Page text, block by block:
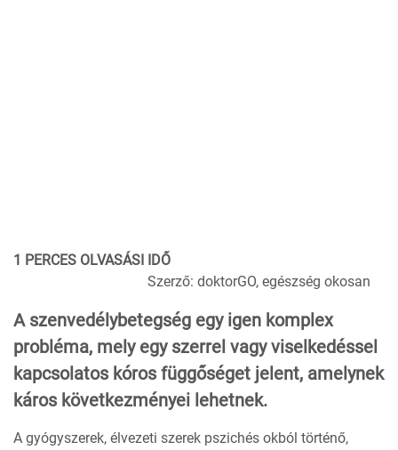
1 PERCES OLVASÁSI IDŐ
Szerző: doktorGO, egészség okosan
A szenvedélybetegség egy igen komplex
probléma, mely egy szerrel vagy viselkedéssel
kapcsolatos kóros függőséget jelent, amelynek
káros következményei lehetnek.
A gyógyszerek, élvezeti szerek pszichés okból történő,